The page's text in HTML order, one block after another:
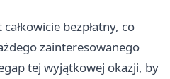
bezpłatny, co
zainteresowanego
tej wyjątkowej okazji, by